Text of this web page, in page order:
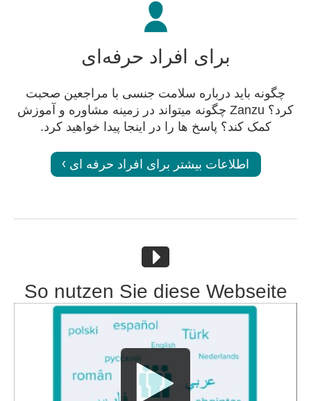
برای افراد حرفه‌ای
چگونه باید درباره سلامت جنسی با مراجعین صحبت
کرد؟ Zanzu چگونه میتواند در زمینه مشاوره و آموزش
کمک کند؟ پاسخ ها را در اینجا پیدا خواهید کرد.
اطلاعات بیشتر برای افراد حرفه ای
So nutzen Sie diese Webseite